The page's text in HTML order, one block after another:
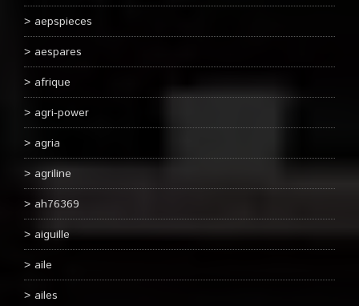
aepspieces
aespares
afrique
agri-power
agria
agriline
ah76369
aiguille
aile
ailes